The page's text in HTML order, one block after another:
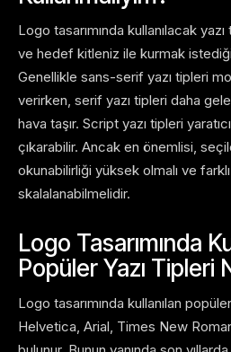
Logo tasarımında kullanılacak
ve hedef kitleniz ile kurmak
Genellikle sans-serif yazı tipleri
verirken, serif yazı tipleri daha
hava taşır. Script yazı tipleri
çıkarabilir. Ancak en önemlisi,
okunabilirliği yüksek olmalı ve
skalalanabilmelidir.
Logo Tasarımında
Popüler Yazı Tipleri
Logo tasarımında kullanılan
Helvetica, Arial, Times New